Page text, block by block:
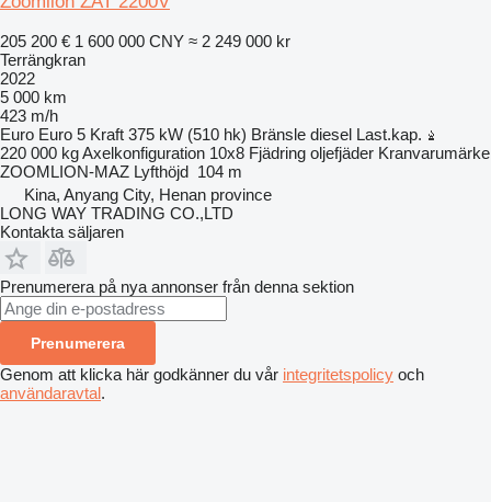
205 200 € 1 600 000 CNY ≈ 2 249 000 kr
Terrängkran
2022
5 000 km
423 m/h
Euro Euro 5 Kraft 375 kW (510 hk) Bränsle diesel Last.kap.
220 000 kgAxelkonfiguration 10x8 Fjädring oljefjäder Kranvarumärke
ZOOMLION-MAZ Lyfthöjd 104 m
Kina, Anyang City, Henan province
LONG WAY TRADING CO.,LTD
Kontakta säljaren
Prenumerera på nya annonser från denna sektion
Prenumerera
Genom att klicka här godkänner du vår integritetspolicy och
användaravtal.